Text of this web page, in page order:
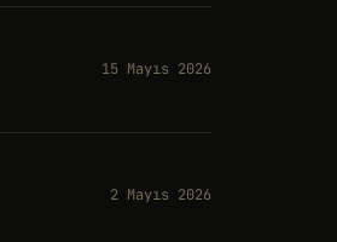
15 Mayıs 2026
2 Mayıs 2026